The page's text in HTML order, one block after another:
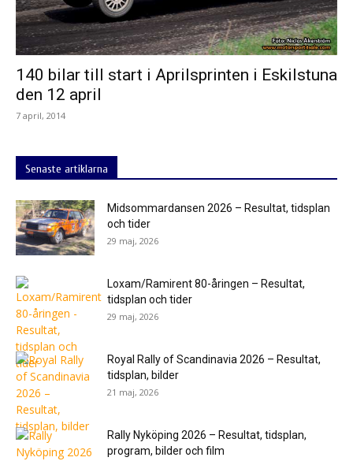
140 bilar till start i Aprilsprinten i Eskilstuna
den 12 april
7 april, 2014
Senaste artiklarna
Midsommardansen 2026 – Resultat, tidsplan
och tider
29 maj, 2026
Loxam/Ramirent 80-åringen – Resultat,
tidsplan och tider
29 maj, 2026
Royal Rally of Scandinavia 2026 – Resultat,
tidsplan, bilder
21 maj, 2026
Rally Nyköping 2026 – Resultat, tidsplan,
program, bilder och film